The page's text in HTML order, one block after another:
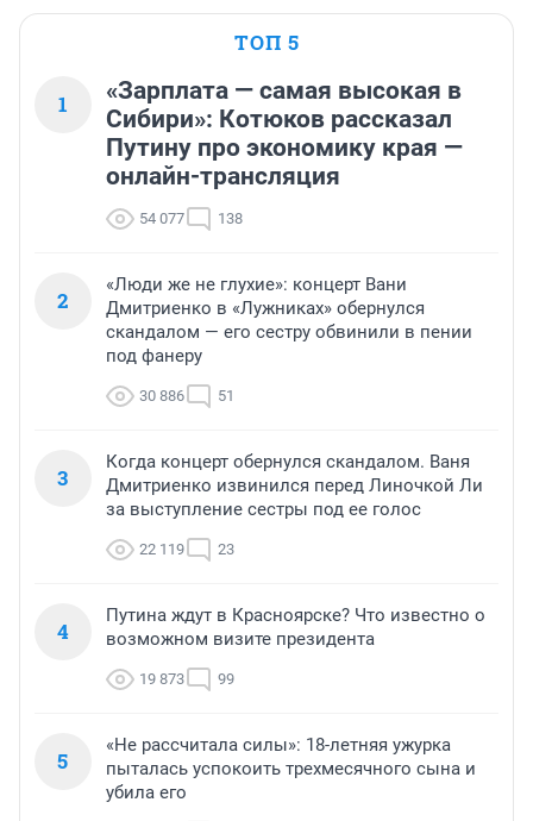
ТОП 5
1
«Зарплата — самая высокая в
Сибири»: Котюков рассказал
Путину про экономику края —
онлайн-трансляция
54 077 138
2
«Люди же не глухие»: концерт Вани
Дмитриенко в «Лужниках» обернулся
скандалом — его сестру обвинили в пении
под фанеру
30 886 51
3
Когда концерт обернулся скандалом. Ваня
Дмитриенко извинился перед Линочкой Ли
за выступление сестры под ее голос
22 119 23
4
Путина ждут в Красноярске? Что известно о
возможном визите президента
19 873 99
5
«Не рассчитала силы»: 18-летняя ужурка
пыталась успокоить трехмесячного сына и
убила его